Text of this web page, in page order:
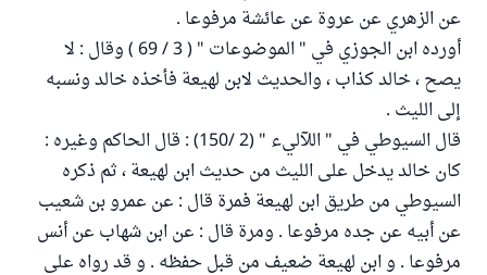
عن الزهري عن عروة عن عائشة مرفوعا .
أورده ابن الجوزي في " الموضوعات " ( 3 / 69 ) وقال : لا
يصح ، خالد كذاب ، والحديث لابن لهيعة فأخذه خالد ونسبه
إلى الليث .
قال السيوطي في " اللآليء " (2 /150) : قال الحاكم وغيره :
كان خالد يدخل على الليث من حديث ابن لهيعة ، ثم ذكره
السيوطي من طريق ابن لهيعة فمرة قال : عن عمرو بن شعيب
عن أبيه عن جده مرفوعا . ومرة قال : عن ابن شهاب عن أنس
مرفوعا . و ابن لهيعة ضعيف من قبل حفظه . و قد رواه على